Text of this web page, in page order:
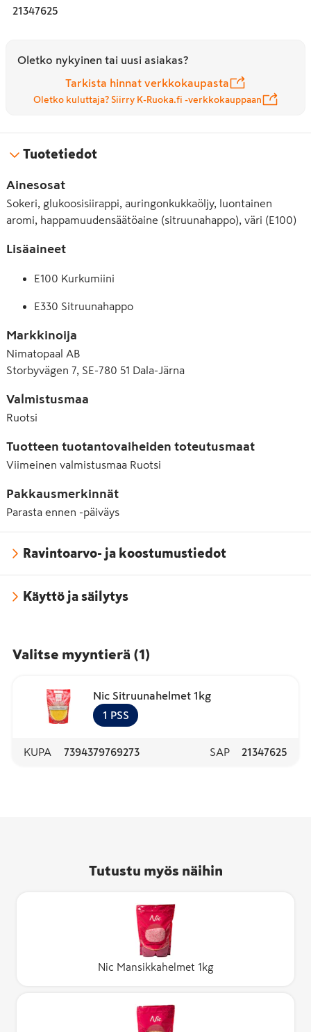
21347625
Oletko nykyinen tai uusi asiakas?
Tarkista hinnat verkkokaupasta
Oletko kuluttaja? Siirry K-Ruoka.fi -verkkokauppaan
Tuotetiedot
Ainesosat
Sokeri, glukoosisiirappi, auringonkukkaöljy, luontainen
aromi, happamuudensäätöaine (sitruunahappo), väri (E100)
Lisäaineet
E100 Kurkumiini
E330 Sitruunahappo
Markkinoija
Nimatopaal AB
Storbyvägen 7, SE-780 51 Dala-Järna
Valmistusmaa
Ruotsi
Tuotteen tuotantovaiheiden toteutusmaat
Viimeinen valmistusmaa Ruotsi
Pakkausmerkinnät
Parasta ennen -päiväys
Ravintoarvo- ja koostumustiedot
Käyttö ja säilytys
Valitse myyntierä (1)
Nic Sitruunahelmet 1kg
1 PSS
KUPA 7394379769273 SAP 21347625
Tutustu myös näihin
Nic Mansikkahelmet 1kg